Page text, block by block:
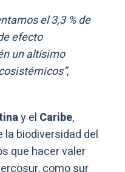
el 3,3 % de
efecto
un altísimo
,
y el Caribe,
la biodiversidad del
que hacer valer
como sur